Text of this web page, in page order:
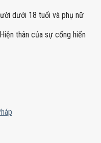
dưới 18 tuổi và phụ nữ
thân của sự cống hiến